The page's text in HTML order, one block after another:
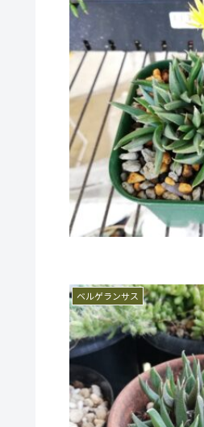
ベルゲランサス